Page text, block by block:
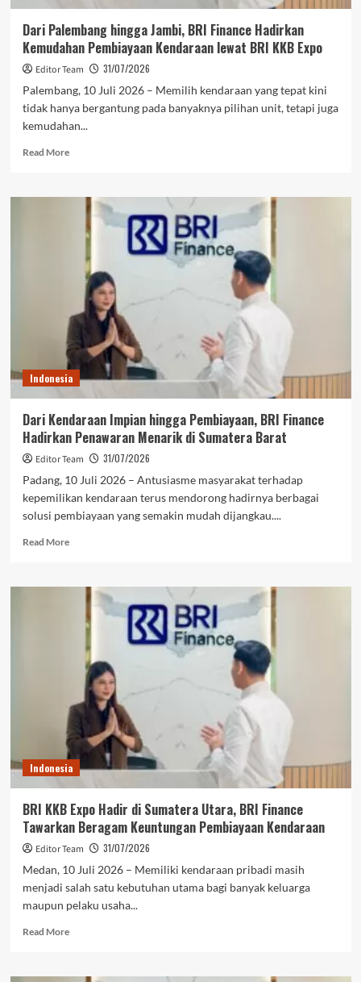
Senilai
Rp1,56
Triliun
Dari Palembang hingga Jambi, BRI Finance Hadirkan
Kemudahan Pembiayaan Kendaraan lewat BRI KKB Expo
Editor Team
31/07/2026
Palembang, 10 Juli 2026 – Memilih kendaraan yang tepat kini
tidak hanya bergantung pada banyaknya pilihan unit, tetapi juga
kemudahan...
Read MoreRead
Dari
Palembang
hingga
Jambi,
Finance
Hadirkan
Kemudahan
Pembiayaan
Kendaraan
lewat
BRI
KKB
Indonesia
Dari Kendaraan Impian hingga Pembiayaan, BRI Finance
Hadirkan Penawaran Menarik di Sumatera Barat
Editor Team
31/07/2026
Padang, 10 Juli 2026 – Antusiasme masyarakat terhadap
kepemilikan kendaraan terus mendorong hadirnya berbagai
solusi pembiayaan yang semakin mudah dijangkau....
Read MoreRead
Dari
Kendaraan
Impian
hingga
Pembiayaan,
Finance
Hadirkan
Penawaran
Menarik
di
Sumatera
Barat
Indonesia
BRI KKB Expo Hadir di Sumatera Utara, BRI Finance
Tawarkan Beragam Keuntungan Pembiayaan Kendaraan
Editor Team
31/07/2026
Medan, 10 Juli 2026 – Memiliki kendaraan pribadi masih
menjadi salah satu kebutuhan utama bagi banyak keluarga
maupun pelaku usaha...
Read MoreRead
BRI